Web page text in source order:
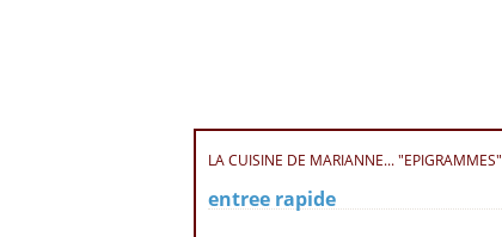
LA CUISINE DE MARIANNE... "EPIGRAMMES"
entree rapide